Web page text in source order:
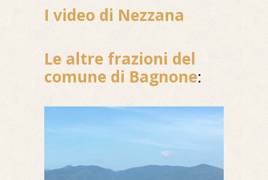
I video di Nezzana
Le altre frazioni del
comune di Bagnone: